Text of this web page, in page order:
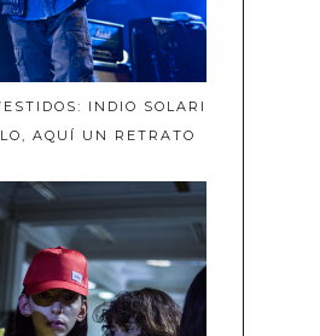
INDIO SOLARI
AQUÍ UN RETRATO